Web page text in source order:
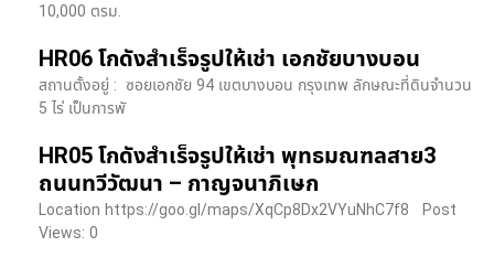
10,000 ตรม.
HR06 โกดังสำเร็จรูปให้เช่า เอกชัยบางบอน
สถานตั้งอยู่ : ซอยเอกชัย 94 เขตบางบอน กรุงเทพ ลักษณะที่ดินจำนวน
5 ไร่ เป็นการพั
HR05 โกดังสำเร็จรูปให้เช่า พุทธมณฑลสาย3
ถนนทวีวัฒนา – กาญจนาภิเษก
Location https://goo.gl/maps/XqCp8Dx2VYuNhC7f8 Post
Views: 0